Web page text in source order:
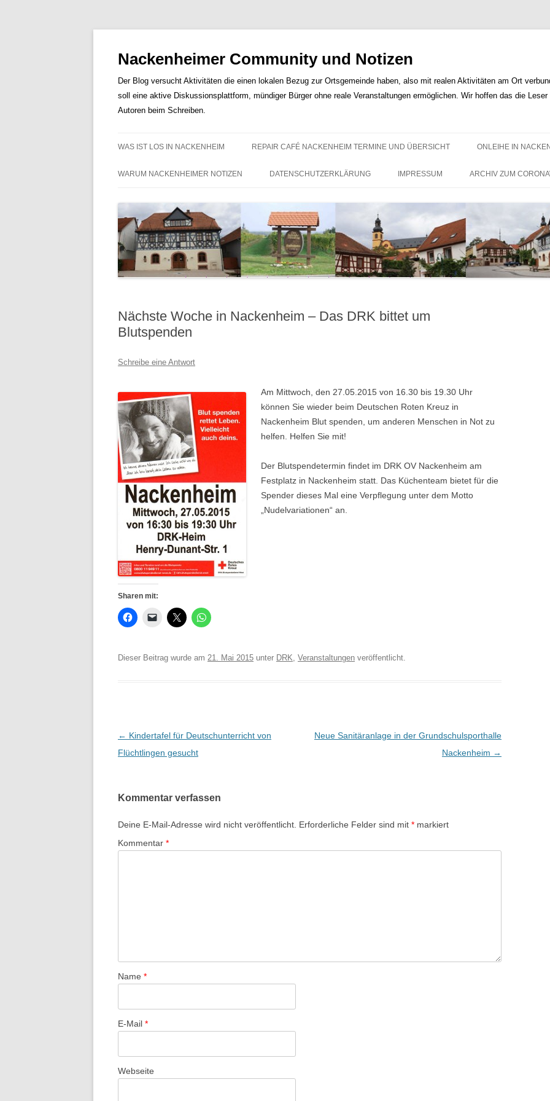
Nackenheimer Community und Notizen
Der Blog versucht Aktivitäten die einen lokalen Bezug zur Ortsgemeinde haben, also mit realen Aktivitäten am Ort
soll eine aktive Diskussionsplattform, mündiger Bürger ohne reale Veranstaltungen ermöglichen. Wir hoffen das die
Autoren beim Schreiben.
Inhalt
WAS IST LOS IN NACKENHEIM REPAIR CAFÉ NACKENHEIM TERMINE UND ÜBERSICHT ONLEIHE IN
WARUM NACKENHEIMER NOTIZEN DATENSCHUTZERKLÄRUNG IMPRESSUM ARCHIV ZUM
Nächste Woche in Nackenheim – Das DRK bittet um
Blutspenden
Schreibe eine Antwort
Am Mittwoch, den 27.05.2015 von 16.30 bis 19.30 Uhr
können Sie wieder beim Deutschen Roten Kreuz in
Nackenheim Blut spenden, um anderen Menschen in Not zu
helfen. Helfen Sie mit!
Der Blutspendetermin findet im DRK OV Nackenheim am
Festplatz in Nackenheim statt. Das Küchenteam bietet für die
Spender dieses Mal eine Verpflegung unter dem Motto
„Nudelvariationen“ an.
Sharen mit:
Dieser Beitrag wurde am 21. Mai 2015 unter DRK, Veranstaltungen veröffentlicht.
Beitrags-
Navigation
← Kindertafel für Deutschunterricht von
Flüchtlingen gesucht
Neue Sanitäranlage in der Grundschulsporthalle
Nackenheim →
Kommentar verfassen
Deine E-Mail-Adresse wird nicht veröffentlicht. Erforderliche Felder sind mit * markiert
Kommentar *
Name *
E-Mail *
Webseite